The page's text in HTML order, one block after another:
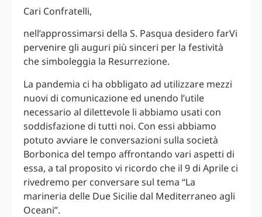
Cari Confratelli,
nell’approssimarsi della S. Pasqua desidero farVi
pervenire gli auguri più sinceri per la festività
che simboleggia la Resurrezione.
La pandemia ci ha obbligato ad utilizzare mezzi
nuovi di comunicazione ed unendo l’utile
necessario al dilettevole li abbiamo usati con
soddisfazione di tutti noi. Con essi abbiamo
potuto avviare le conversazioni sulla società
Borbonica del tempo affrontando vari aspetti di
essa, a tal proposito vi ricordo che il 9 di Aprile ci
rivedremo per conversare sul tema “La
marineria delle Due Sicilie dal Mediterraneo agli
Oceani”.